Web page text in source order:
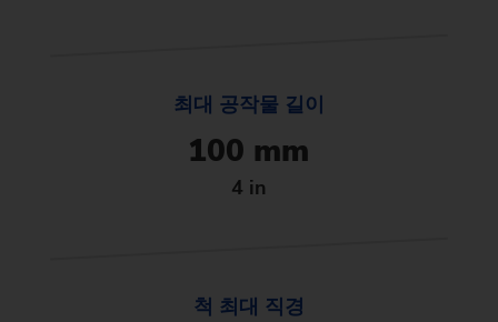
최대 공작물 길이
100 mm
4 in
척 최대 직경